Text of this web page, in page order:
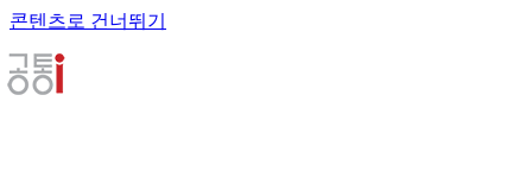
콘텐츠로 건너뛰기